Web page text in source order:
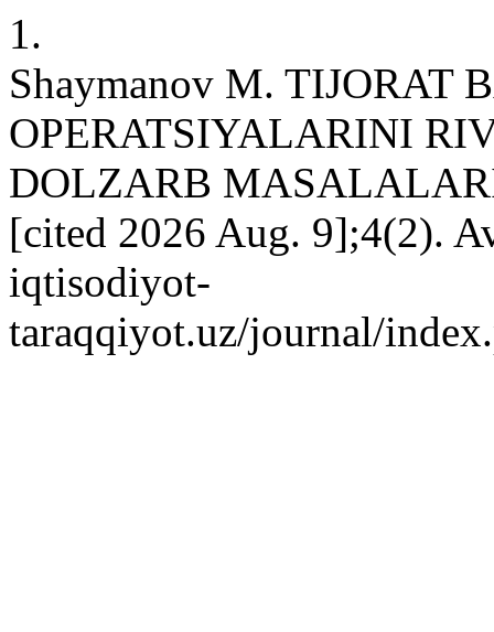
1.
Shaymanov M. TIJORAT
OPERATSIYALARINI
DOLZARB
[cited 2026 Aug. 9];4(2).
iqtisodiyot-
taraqqiyot.uz/journal/